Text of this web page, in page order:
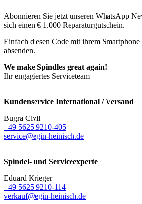
Abonnieren Sie jetzt unseren WhatsApp
sich einen € 1.000 Reparaturgutschein.
Einfach diesen Code mit ihrem
absenden.
We make Spindles great again!
Ihr engagiertes Serviceteam
Kundenservice International / Versand
Bugra Civil
+49 5625 9210-405
service@egin-heinisch.de
Spindel- und Serviceexperte
Eduard Krieger
+49 5625 9210-114
verkauf@egin-heinisch.de